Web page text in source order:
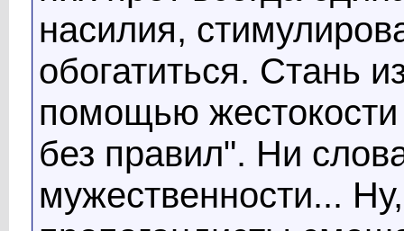
насилия,
обогатиться. Стань
помощью жестокости
без правил". Ни
мужественности...